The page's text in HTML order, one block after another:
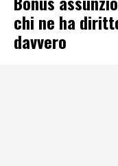
chi ne ha
davvero